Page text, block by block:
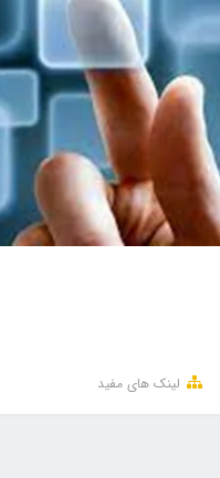
لینک های مفید